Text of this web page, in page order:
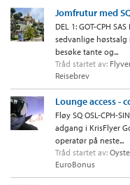
Jomfrutur med
DEL 1: GOT-CPH
sedvanlige
besøke tante og...
Tråd startet av:
Reisebrev
Lounge access -
Fløy SQ OSL-CPH-
adgang i KrisFlyer
operatør på neste...
Tråd startet av:
EuroBonus